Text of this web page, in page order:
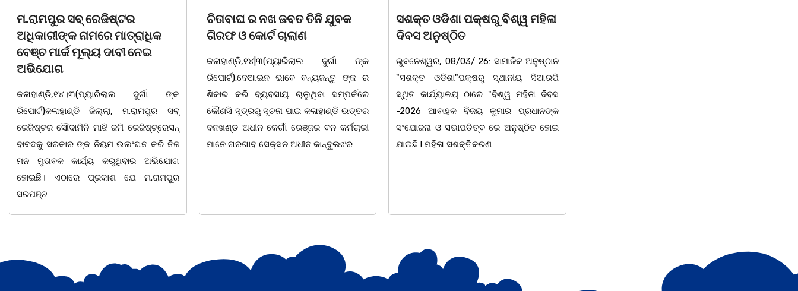
ଙ୍କ
ସବ୍
କରି ନିଜ
ଅଭିଯୋଗ
ଚିତାବାଘ ର ନଖ ଜବତ ତିନି ଯୁବକ
ଗିରଫ ଓ କୋର୍ଟ ଚାଲାଣ
କଳାହାଣ୍ଡି,୧୪|୩(ପ୍ୟାରିଲାଲ ଦୁର୍ଗା ଙ୍କ
ରିପୋର୍ଟ):ବେଆଇନ ଭାବେ ବନ୍ୟଜନ୍ତୁ ଙ୍କ ର
ଶିକାର କରି ବ୍ୟବସାୟ ଚାଲୁଥିବା ସମ୍ପର୍କରେ
କୌଣସି ସୂତ୍ରରୁ ସୂଚନା ପାଇ କଳାହାଣ୍ଡି ଉତ୍ତର
ବନଖଣ୍ଡ ଅଧୀନ କେଗାଁ ରେଞ୍ଜର ବନ କର୍ମଚାରୀ
ମାନେ ଗରଗାବ ସେକ୍ସନ ଅଧୀନ କାନ୍ଦୁଲଝର
ସଶକ୍ତ ଓଡିଶା ପକ୍ଷରୁ ବିଶ୍ୱ ମହିଳା
ଦିବସ ଅନୁଷ୍ଠିତ
ଭୁବନେଶ୍ୱର, 08/03/ 26: ସାମାଜିକ ଅନୁଷ୍ଠାନ
"ସଶକ୍ତ ଓଡିଶା"ପକ୍ଷରୁ ସ୍ଥାନୀୟ ସିଆରପି
ସ୍ଥିତ କାର୍ଯ୍ୟାଳୟ ଠାରେ "ବିଶ୍ୱ ମହିଳା ଦିବସ
-2026 ଆବାହକ ବିଜୟ କୁମାର ପ୍ରଧାନଙ୍କ
ସଂଯୋଜନା ଓ ସଭାପତିତ୍ବ ରେ ଅନୁଷ୍ଠିତ ହୋଇ
ଯାଇଛି l ମହିଳା ସଶକ୍ତିକରଣ
ଆନ୍ତର୍ଜାତୀୟ ମହିଳା ଦିବସ
ଉପଲକ୍ଷେ ନାଟକ ‘ଖାଣ୍ଟି ସୁନା’
ଚିଲିକା: ଆନ୍ତର୍ଜାତୀୟ ମହିଳା ଦିବସ ପାଳନ
ଅବସରରେ ବାଲୁଗାଁସ୍ଥିତ ମା' ଭଗବତୀ କଳା
ନିକେତନ ର ଓଡ଼ିଆ ଅସ୍ମିତା ଉପରେ ଆଧାରିତ
ନାଟକ "ଖାଣ୍ଟି ସୁନା" ଗୈ।ରୀ ସାଂସ୍କୃତିକ
ପ୍ରତିଷ୍ଠାନ, ଖୋର୍ଦ୍ଧା ଆନୁକୁଲ୍ୟରେ ମଞ୍ଚସ୍ଥ
ହୋଇଯାଇଛି। ଡ଼ଃ ପ୍ରଦୀପ ଭୈମିକ ଙ୍କ